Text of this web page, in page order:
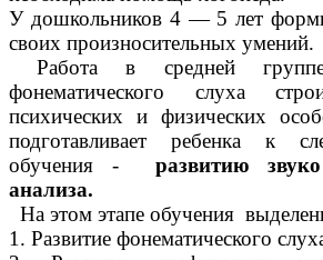
У дошкольников 4 — 5 лет
своих произносительных умений.
Работа в средней
фонематического слуха
психических и физических
подготавливает ребенка к
обучения -
развитию
анализа.
На этом этапе обучения
1. Развитие фонематического